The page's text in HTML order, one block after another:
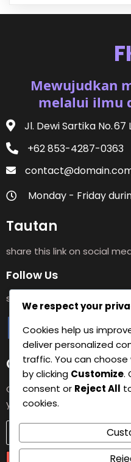
Mewujudkan
melalui ilmu
Jl. Dewi Sartika No. 67
+62 853-4287-0363
Monday - Friday
Tautan
share this link on social
Follow Us
share this link on social
Get the latest
Get the latest notifications
your email.
We respect your
Cookies help us
deliver personalized
traffic. You can
by clicking Customize.
consent or Reject All
cookies.